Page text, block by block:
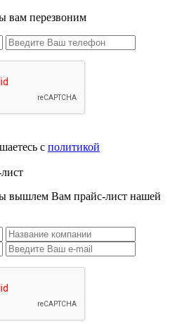
вам перезвоним
с политикой
вышлем Вам прайс-лист нашей